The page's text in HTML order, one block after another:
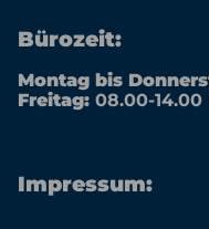
Bürozeit:
Montag bis
Freitag: 08.00-14.00
Impressum: